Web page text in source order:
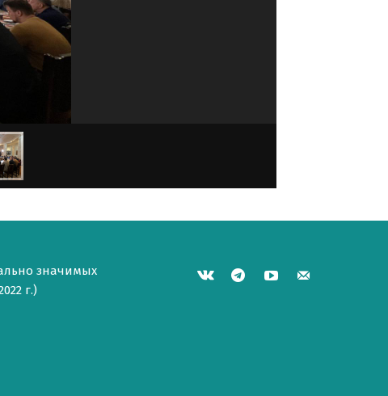
значимых
г.)